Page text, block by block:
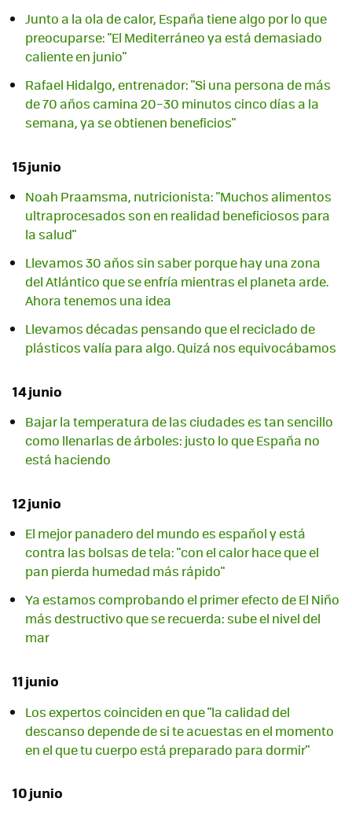
Junto a la ola de calor, España tiene algo por lo que
preocuparse: "El Mediterráneo ya está demasiado
caliente en junio"
Rafael Hidalgo, entrenador: "Si una persona de más
de 70 años camina 20–30 minutos cinco días a la
semana, ya se obtienen beneficios"
15 junio
Noah Praamsma, nutricionista: "Muchos alimentos
ultraprocesados son en realidad beneficiosos para
la salud"
Llevamos 30 años sin saber porque hay una zona
del Atlántico que se enfría mientras el planeta arde.
Ahora tenemos una idea
Llevamos décadas pensando que el reciclado de
plásticos valía para algo. Quizá nos equivocábamos
14 junio
Bajar la temperatura de las ciudades es tan sencillo
como llenarlas de árboles: justo lo que España no
está haciendo
12 junio
El mejor panadero del mundo es español y está
contra las bolsas de tela: "con el calor hace que el
pan pierda humedad más rápido"
Ya estamos comprobando el primer efecto de El Niño
más destructivo que se recuerda: sube el nivel del
mar
11 junio
Los expertos coinciden en que "la calidad del
descanso depende de si te acuestas en el momento
en el que tu cuerpo está preparado para dormir"
10 junio